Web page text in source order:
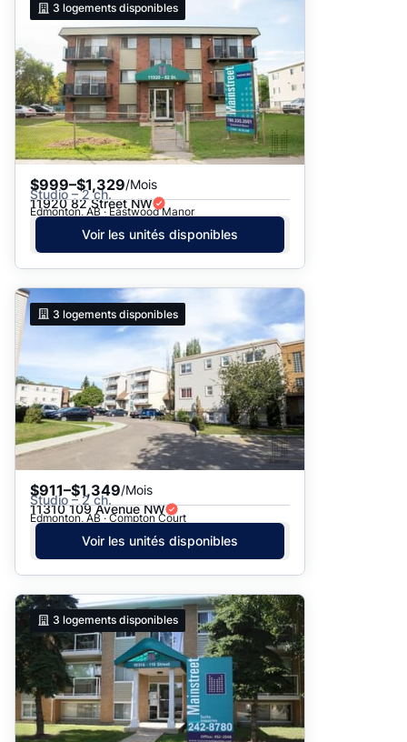
3 logements disponibles
$999–$1,329/Mois
Studio – 2 ch.
11920 82 Street NW
Edmonton, AB · Eastwood Manor
Voir les unités disponibles
3 logements disponibles
$911–$1,349/Mois
Studio – 2 ch.
11310 109 Avenue NW
Edmonton, AB · Compton Court
Voir les unités disponibles
3 logements disponibles